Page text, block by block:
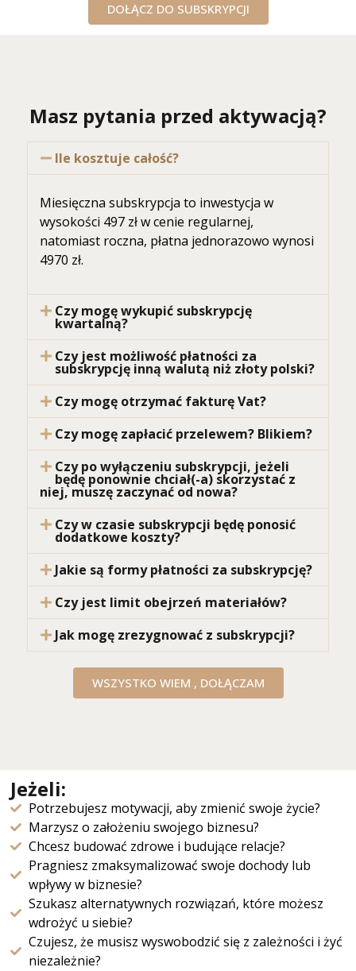
DOŁĄCZ DO SUBSKRYPCJI
Masz pytania przed aktywacją?
Ile kosztuje całość?
Miesięczna subskrypcja to inwestycja w
wysokości 497 zł w cenie regularnej,
natomiast roczna, płatna jednorazowo wynosi
4970 zł.
Czy mogę wykupić subskrypcję
kwartalną?
Czy jest możliwość płatności za
subskrypcję inną walutą niż złoty polski?
Czy mogę otrzymać fakturę Vat?
Czy mogę zapłacić przelewem? Blikiem?
Czy po wyłączeniu subskrypcji, jeżeli
będę ponownie chciał(-a) skorzystać z
niej, muszę zaczynać od nowa?
Czy w czasie subskrypcji będę ponosić
dodatkowe koszty?
Jakie są formy płatności za subskrypcję?
Czy jest limit obejrzeń materiałów?
Jak mogę zrezygnować z subskrypcji?
WSZYSTKO WIEM , DOŁĄCZAM
Jeżeli:
Potrzebujesz motywacji, aby zmienić swoje życie?
Marzysz o założeniu swojego biznesu?
Chcesz budować zdrowe i budujące relacje?
Pragniesz zmaksymalizować swoje dochody lub
wpływy w biznesie?
Szukasz alternatywnych rozwiązań, które możesz
wdrożyć u siebie?
Czujesz, że musisz wyswobodzić się z zależności i żyć
niezależnie?